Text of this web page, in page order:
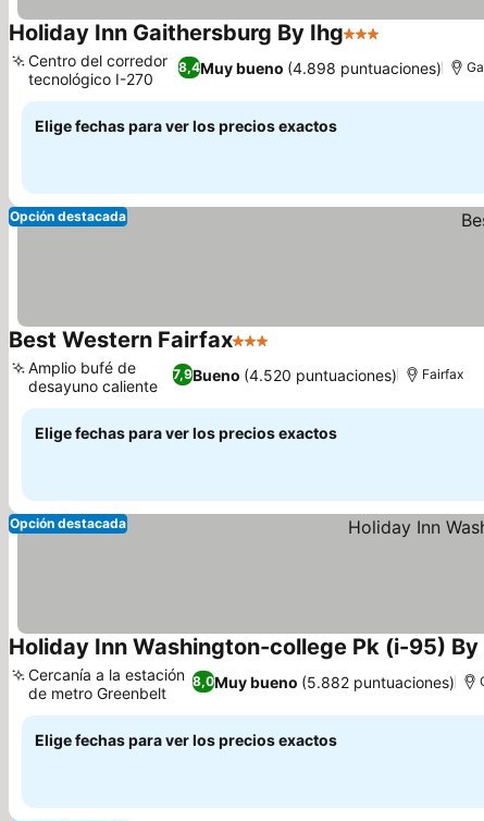
Holiday Inn Gaithersburg By Ihg3 Estrellas
8,4Muy bueno (4.898 puntuaciones)
Centro del corredor
tecnológico I-270
Elige fechas para ver los precios exactos
Opción destacada
Best Western Fairfax3 Estrellas
7,9Bueno (4.520 puntuaciones)
Amplio bufé de
desayuno caliente
Fairfax
Elige fechas para ver los precios exactos
Opción destacada
Holiday Inn Washington-college Pk (i-95) By
8,0Muy bueno (5.882 puntuaciones)
Cercanía a la estación
de metro Greenbelt
Elige fechas para ver los precios exactos